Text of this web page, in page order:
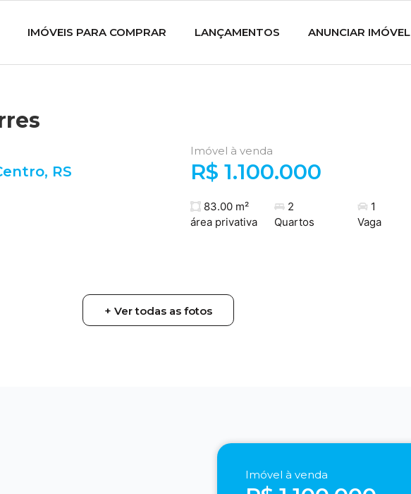
IMÓVEIS PARA COMPRAR LANÇAMENTOS ANUNCIAR IMÓVEL
, RS
Imóvel à venda
R$ 1.100.000
83.00 m²
área privativa
2
Quartos
1
Vaga
+ Ver todas as fotos
Imóvel à venda